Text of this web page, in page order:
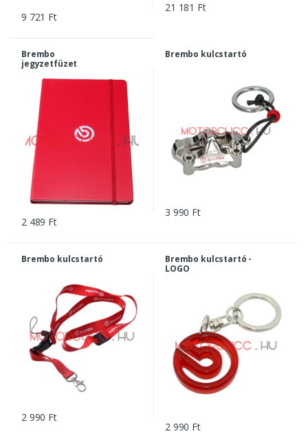
9 721 Ft
21 181 Ft
Brembo
jegyzetfüzet
2 489 Ft
Brembo kulcstartó
3 990 Ft
Brembo kulcstartó
2 990 Ft
Brembo kulcstartó -
LOGO
2 990 Ft